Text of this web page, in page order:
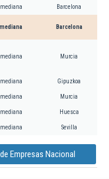
mediana Barcelona
mediana Barcelona
mediana Murcia
mediana Gipuzkoa
mediana Murcia
mediana Huesca
mediana Sevilla
Empresas Nacional